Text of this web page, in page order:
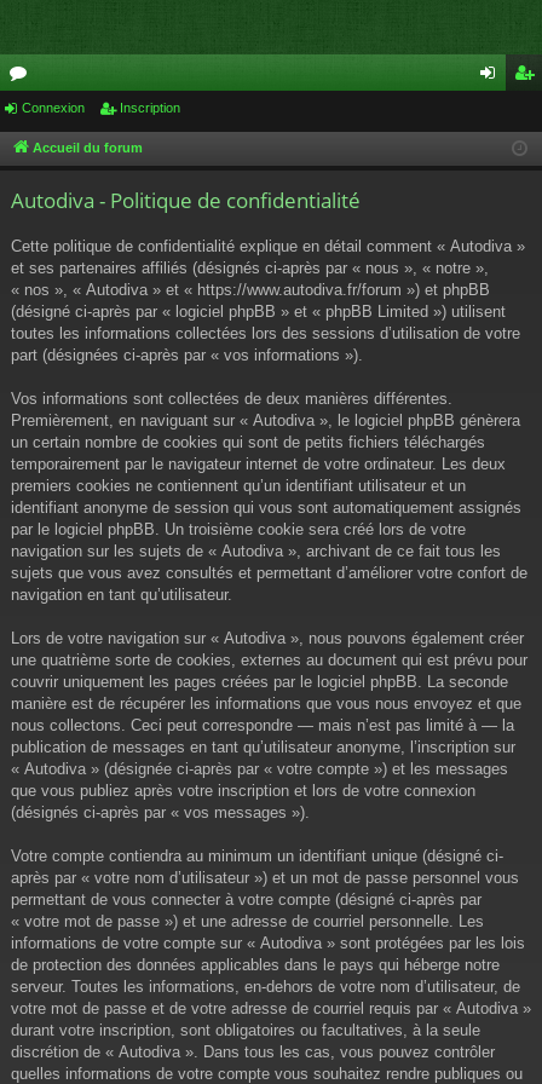
or
u cri
Connexion Inscription
Accueil du forum
Autodiva - Politique de confidentialité
Cette politique de confidentialité explique en détail comment « Autodiva »
et ses partenaires affiliés (désignés ci-après par « nous », « notre »,
« nos », « Autodiva » et « https://www.autodiva.fr/forum ») et phpBB
(désigné ci-après par « logiciel phpBB » et « phpBB Limited ») utilisent
toutes les informations collectées lors des sessions d’utilisation de votre
part (désignées ci-après par « vos informations »).
Vos informations sont collectées de deux manières différentes.
Premièrement, en naviguant sur « Autodiva », le logiciel phpBB génèrera
un certain nombre de cookies qui sont de petits fichiers téléchargés
temporairement par le navigateur internet de votre ordinateur. Les deux
premiers cookies ne contiennent qu’un identifiant utilisateur et un
identifiant anonyme de session qui vous sont automatiquement assignés
par le logiciel phpBB. Un troisième cookie sera créé lors de votre
navigation sur les sujets de « Autodiva », archivant de ce fait tous les
sujets que vous avez consultés et permettant d’améliorer votre confort de
navigation en tant qu’utilisateur.
Lors de votre navigation sur « Autodiva », nous pouvons également créer
une quatrième sorte de cookies, externes au document qui est prévu pour
couvrir uniquement les pages créées par le logiciel phpBB. La seconde
manière est de récupérer les informations que vous nous envoyez et que
nous collectons. Ceci peut correspondre — mais n’est pas limité à — la
publication de messages en tant qu’utilisateur anonyme, l’inscription sur
« Autodiva » (désignée ci-après par « votre compte ») et les messages
que vous publiez après votre inscription et lors de votre connexion
(désignés ci-après par « vos messages »).
Votre compte contiendra au minimum un identifiant unique (désigné ci-
après par « votre nom d’utilisateur ») et un mot de passe personnel vous
permettant de vous connecter à votre compte (désigné ci-après par
« votre mot de passe ») et une adresse de courriel personnelle. Les
informations de votre compte sur « Autodiva » sont protégées par les lois
de protection des données applicables dans le pays qui héberge notre
serveur. Toutes les informations, en-dehors de votre nom d’utilisateur, de
votre mot de passe et de votre adresse de courriel requis par « Autodiva »
durant votre inscription, sont obligatoires ou facultatives, à la seule
discrétion de « Autodiva ». Dans tous les cas, vous pouvez contrôler
quelles informations de votre compte vous souhaitez rendre publiques ou